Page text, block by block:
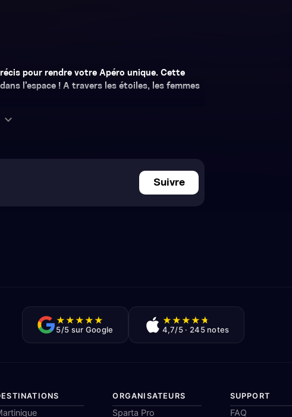
pour rendre votre Apéro unique. Cette
l’espace ! A travers les étoiles, les femmes
expand_more
Suivre
★★★★★
5/5 sur Google
★★★★★
4,7/5 · 245 notes
ORGANISATEURS
Sparta Pro
SUPPORT
FAQ